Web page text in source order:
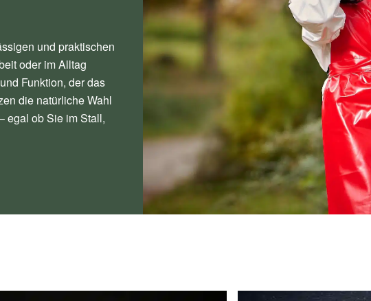
und praktischen
oder im Alltag
Funktion, der das
die natürliche Wahl
egal ob Sie im Stall,